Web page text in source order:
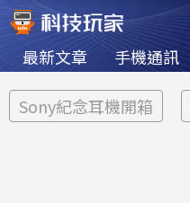
最新文章 手機通訊
Sony紀念耳機開箱